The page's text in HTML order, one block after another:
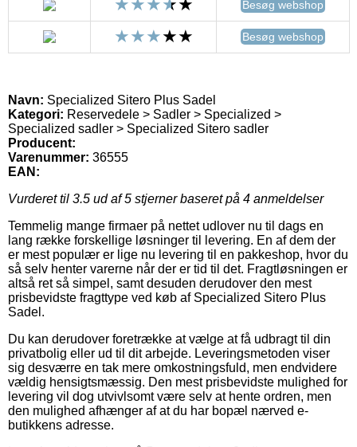
Besøg webshop
Besøg webshop
Navn: Specialized Sitero Plus Sadel
Kategori: Reservedele > Sadler > Specialized >
Specialized sadler > Specialized Sitero sadler
Producent:
Varenummer: 36555
EAN:
Vurderet til 3.5 ud af 5 stjerner baseret på 4 anmeldelser
Temmelig mange firmaer på nettet udlover nu til dags en
lang række forskellige løsninger til levering. En af dem der
er mest populær er lige nu levering til en pakkeshop, hvor du
så selv henter varerne når der er tid til det. Fragtløsningen er
altså ret så simpel, samt desuden derudover den mest
prisbevidste fragttype ved køb af Specialized Sitero Plus
Sadel.
Du kan derudover foretrække at vælge at få udbragt til din
privatbolig eller ud til dit arbejde. Leveringsmetoden viser
sig desværre en tak mere omkostningsfuld, men endvidere
vældig hensigtsmæssig. Den mest prisbevidste mulighed for
levering vil dog utvivlsomt være selv at hente ordren, men
den mulighed afhænger af at du har bopæl nærved e-
butikkens adresse.